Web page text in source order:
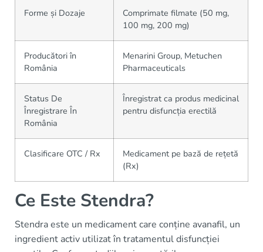
Forme și Dozaje
Comprimate filmate (50 mg,
100 mg, 200 mg)
Producători în
România
Menarini Group, Metuchen
Pharmaceuticals
Status De
Înregistrare În
România
Înregistrat ca produs medicinal
pentru disfuncția erectilă
Clasificare OTC / Rx
Medicament pe bază de rețetă
(Rx)
Ce Este Stendra?
Stendra este un medicament care conține avanafil, un
ingredient activ utilizat în tratamentul disfuncției